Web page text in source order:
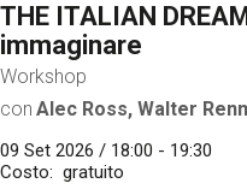
THE ITALIAN
immaginare
Workshop
con Alec Ross, Walter
09 Set 2026 / 18:00 - 19:30
Costo
gratuito